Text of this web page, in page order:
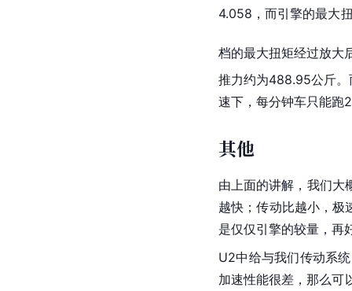
4.058，而引擎的最大
档的最大扭矩经过放大
推力约为488.95公斤
速下，每分钟车只能跑
其他
由上面的讲解，我们大
越快；传动比越小，极
是仅仅引擎的较量，再
U2中给与我们传动系
加速性能很差，那么可